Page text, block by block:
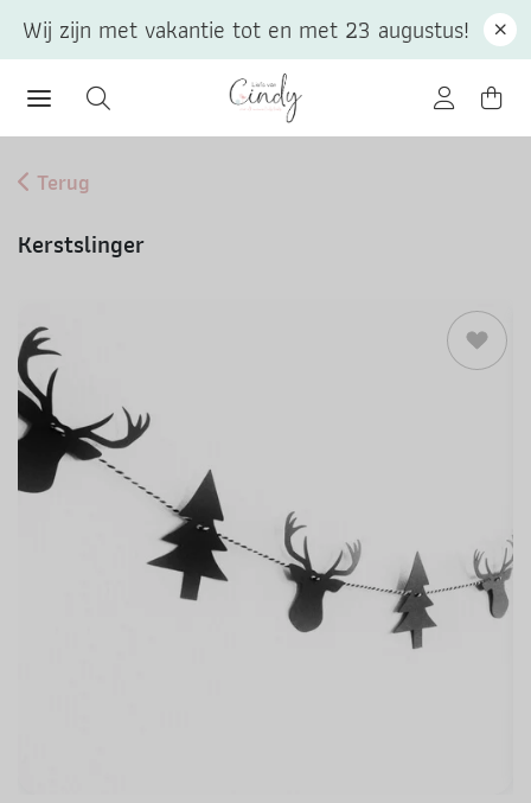
Terug
Kerstslinger
Wij zijn met vakantie tot en met 23 augustus!